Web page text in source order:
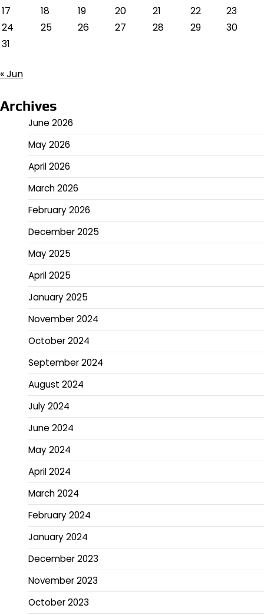
17
18 19 20 21 22
23
24
25 26 27 28 29
30
31
« Jun
Archives
June 2026
May 2026
April 2026
March 2026
February 2026
December 2025
May 2025
April 2025
January 2025
November 2024
October 2024
September 2024
August 2024
July 2024
June 2024
May 2024
April 2024
March 2024
February 2024
January 2024
December 2023
November 2023
October 2023